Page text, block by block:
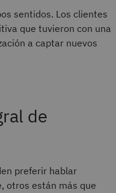
sentidos. Los clientes
que tuvieron con una
a captar nuevos
de
preferir hablar
otros están más que